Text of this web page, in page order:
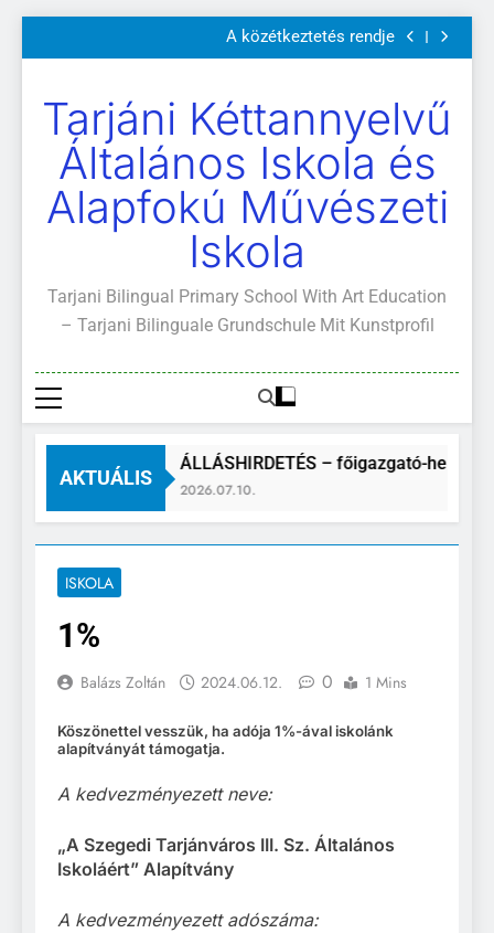
a
Szülői értekezletek 2026. május 04-14.
A közétkeztetés rendje
Kötelező és ajánlott olvasmányok
Szülői értekezletek 2026. május 04-14.
A közétkeztetés rendje
Kötelező és ajánlott olvasmányok
A Mi Világunk!
Tarjáni Kéttannyelvű
Általános Iskola és
Alapfokú Művészeti
Iskola
Tarjani Bilingual Primary School With Art Education
– Tarjani Bilinguale Grundschule Mit Kunstprofil
AKTUÁLIS
ÁLLÁSHIRDETÉS – főigazgató-
2026.07.10.
ISKOLA
1%
Balázs Zoltán 2024.06.12. 0 1 Mins
Köszönettel vesszük, ha adója 1%-ával iskolánk
alapítványát támogatja.
A kedvezményezett neve:
„A Szegedi Tarjánváros III. Sz. Általános
Iskoláért” Alapítvány
A kedvezményezett adószáma: